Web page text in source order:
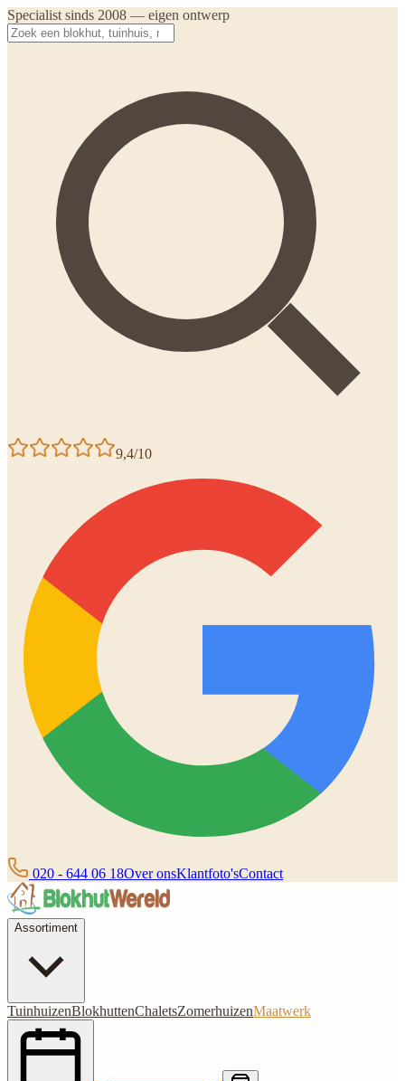
Specialist sinds 2008 — eigen ontwerp
9,4/10
020 - 644 06 18Over onsKlantfoto'sContact
Assortiment
TuinhuizenBlokhuttenChaletsZomerhuizenMaatwerk